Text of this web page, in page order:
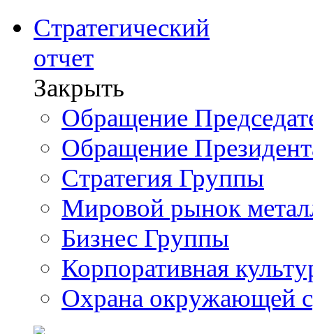
Стратегический
отчет
Закрыть
Обращение
Обращение
Стратегия Группы
Мировой рынок
Бизнес Группы
Корпоративная
Охрана окружающей